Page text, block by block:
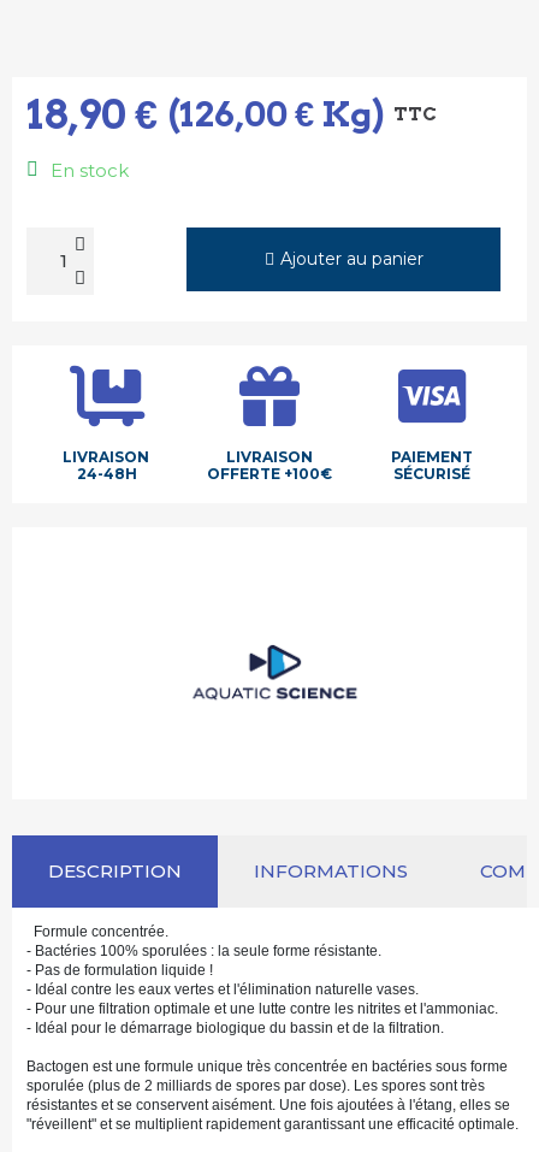
18,90 € (126,00 € Kg) TTC
En stock
Ajouter au panier
LIVRAISON
24-48H
LIVRAISON
OFFERTE +100€
PAIEMENT
SÉCURISÉ
DESCRIPTION INFORMATIONS
Formule concentrée.
- Bactéries 100% sporulées : la seule forme résistante.
- Pas de formulation liquide !
- Idéal contre les eaux vertes et l'élimination naturelle vases.
- Pour une filtration optimale et une lutte contre les nitrites et l'ammoniac.
- Idéal pour le démarrage biologique du bassin et de la filtration.
Bactogen est une formule unique très concentrée en bactéries sous forme
sporulée (plus de 2 milliards de spores par dose). Les spores sont très
résistantes et se conservent aisément. Une fois ajoutées à l'étang, elles se
"réveillent" et se multiplient rapidement garantissant une efficacité optimale.